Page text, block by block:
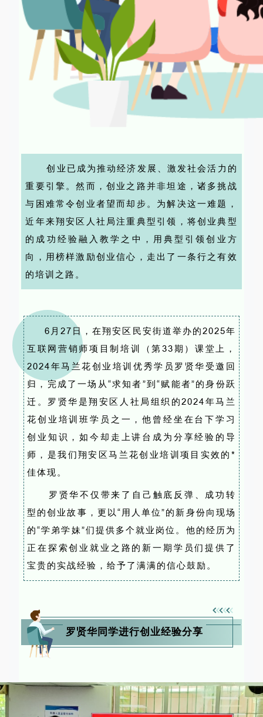
创业已成为推动经济发展、激发社会活力的
重要引擎。然而，创业之路并非坦途，诸多挑战
与困难常令创业者望而却步。为解决这一难题，
近年来翔安区人社局注重典型引领，将创业典型
的成功经验融入教学之中，用典型引领创业方
向，用榜样激励创业信心，走出了一条行之有效
的培训之路。
6月27日，在翔安区民安街道举办的2025年
互联网营销师项目制培训（第33期）课堂上，
2024年马兰花创业培训优秀学员罗贤华受邀回
归，完成了一场从“求知者”到“赋能者”的身份跃
迁。罗贤华是翔安区人社局组织的2024年马兰
花创业培训班学员之一，他曾经坐在台下学习
创业知识，如今却走上讲台成为分享经验的导
师，是我们翔安区马兰花创业培训项目实效的*
佳体现。
罗贤华不仅带来了自己触底反弹、成功转
型的创业故事，更以“用人单位”的新身份向现场
的“学弟学妹”们提供多个就业岗位。他的经历为
正在探索创业就业之路的新一期学员们提供了
宝贵的实战经验，给予了满满的信心鼓励。
罗贤华同学进行创业经验分享